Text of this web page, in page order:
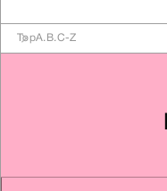
TopA.B.C-Z